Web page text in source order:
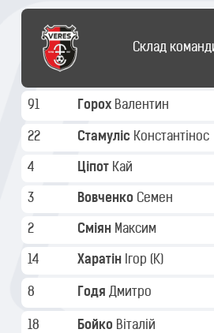
Склад
91 Горох Валентин
22 Стамуліс Константінос
4 Ціпот Кай
3 Вовченко Семен
2 Сміян Максим
14 Харатін Ігор (K)
8 Годя Дмитро
18 Бойко Віталій